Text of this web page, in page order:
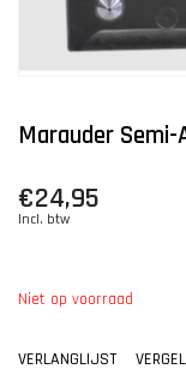
Marauder
€24,95
Incl. btw
Niet op voorraad
VERLANGLIJST